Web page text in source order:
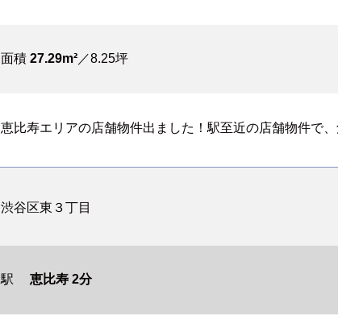
面積 27.29m²／8.25坪
恵比寿エリアの店舗物件出ました！駅至近の店舗物件で
渋谷区東３丁目
駅 恵比寿 2分